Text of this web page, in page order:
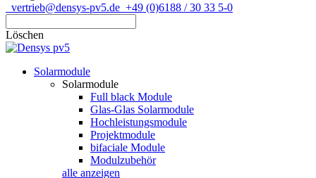
vertrieb@densys-pv5.de +49 (0)6188 / 30 33 5-0
Löschen
Solarmodule
Solarmodule
Full black Module
Glas-Glas Solarmodule
Hochleistungsmodule
Projektmodule
bifaciale Module
Modulzubehör
alle anzeigen